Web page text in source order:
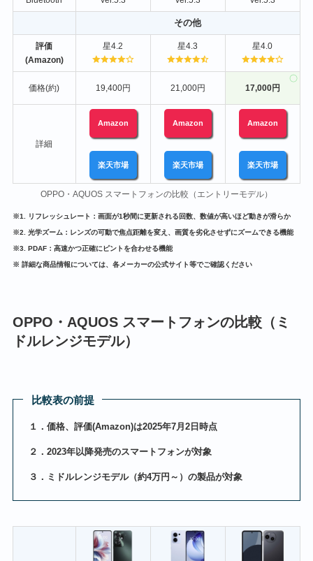
その他
評価
(Amazon)
星4.2 星4.3 星4.0
価格(約) 19,400円 21,000円 17,000円
詳細
Amazon
楽天市場
Amazon
楽天市場
Amazon
楽天市場
OPPO・AQUOS スマートフォンの比較（エントリーモデル）
※1. リフレッシュレート：画面が1秒間に更新される回数、数値が高いほど動きが滑らか
※2. 光学ズーム：レンズの可動で焦点距離を変え、画質を劣化させずにズームできる機能
※3. PDAF：高速かつ正確にピントを合わせる機能
※ 詳細な商品情報については、各メーカーの公式サイト等でご確認ください
OPPO・AQUOS スマートフォンの比較（ミ
ドルレンジモデル）
比較表の前提
１．価格、評価(Amazon)は2025年7月2日時点
２．2023年以降発売のスマートフォンが対象
３．ミドルレンジモデル（約4万円～）の製品が対象